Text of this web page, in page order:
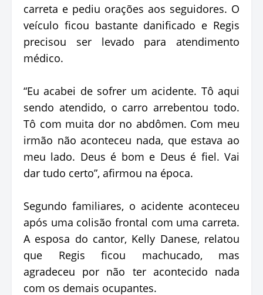
carreta e pediu orações aos seguidores. O
veículo ficou bastante danificado e Regis
precisou ser levado para atendimento
médico.
“Eu acabei de sofrer um acidente. Tô aqui
sendo atendido, o carro arrebentou todo.
Tô com muita dor no abdômen. Com meu
irmão não aconteceu nada, que estava ao
meu lado. Deus é bom e Deus é fiel. Vai
dar tudo certo”, afirmou na época.
Segundo familiares, o acidente aconteceu
após uma colisão frontal com uma carreta.
A esposa do cantor, Kelly Danese, relatou
que Regis ficou machucado, mas
agradeceu por não ter acontecido nada
com os demais ocupantes.